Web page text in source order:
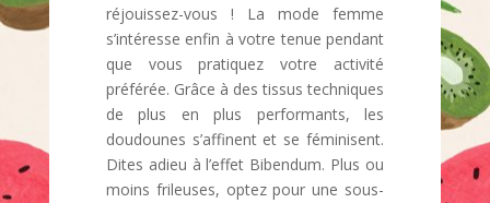
réjouissez-vous ! La mode femme
s’intéresse enfin à votre tenue pendant
que vous pratiquez votre activité
préférée. Grâce à des tissus techniques
de plus en plus performants, les
doudounes s’affinent et se féminisent.
Dites adieu à l’effet Bibendum. Plus ou
moins frileuses, optez pour une sous-